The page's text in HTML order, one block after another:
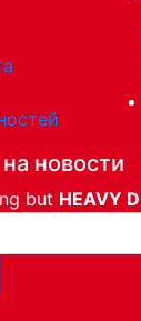
новости
but HEAVY